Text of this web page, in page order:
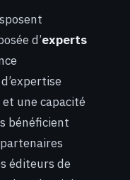
d’experts
une capacité
bénéficient
éditeurs de